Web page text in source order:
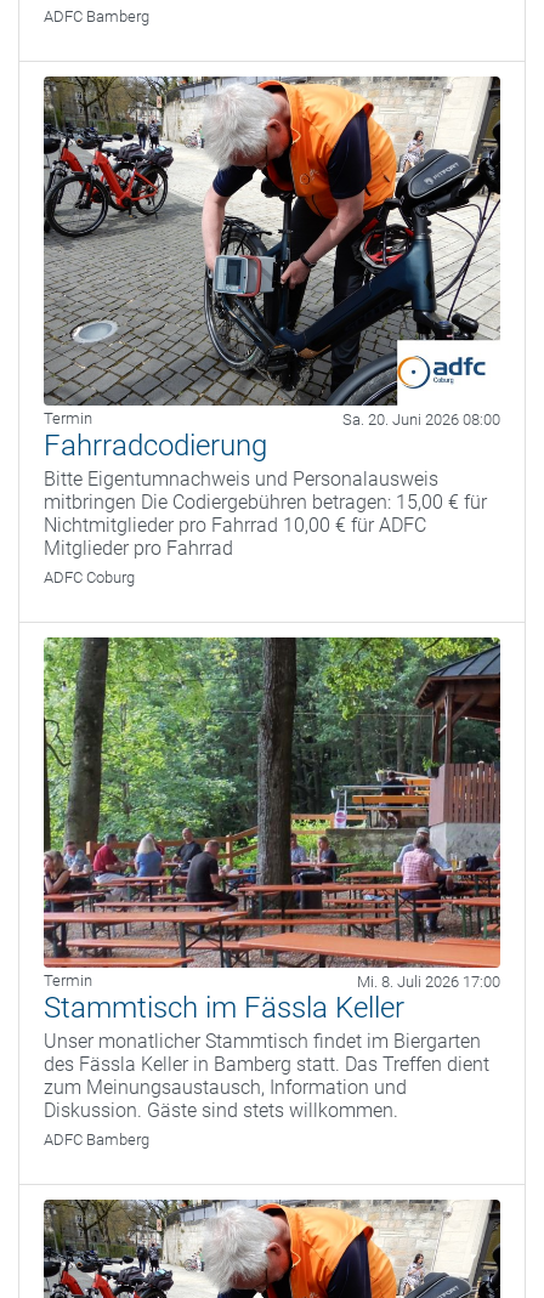
ADFC Bamberg
Termin Sa. 20. Juni 2026 08:00
Fahrradcodierung
Bitte Eigentumnachweis und Personalausweis
mitbringen Die Codiergebühren betragen: 15,00 € für
Nichtmitglieder pro Fahrrad 10,00 € für ADFC
Mitglieder pro Fahrrad
ADFC Coburg
Termin Mi. 8. Juli 2026 17:00
Stammtisch im Fässla Keller
Unser monatlicher Stammtisch findet im Biergarten
des Fässla Keller in Bamberg statt. Das Treffen dient
zum Meinungsaustausch, Information und
Diskussion. Gäste sind stets willkommen.
ADFC Bamberg